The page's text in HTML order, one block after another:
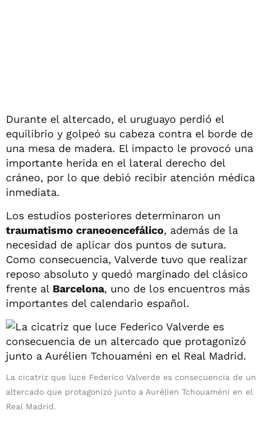
Durante el altercado, el uruguayo perdió el
equilibrio y golpeó su cabeza contra el borde de
una mesa de madera. El impacto le provocó una
importante herida en el lateral derecho del
cráneo, por lo que debió recibir atención médica
inmediata.
Los estudios posteriores determinaron un
traumatismo craneoencefálico, además de la
necesidad de aplicar dos puntos de sutura.
Como consecuencia, Valverde tuvo que realizar
reposo absoluto y quedó marginado del clásico
frente al Barcelona, uno de los encuentros más
importantes del calendario español.
La cicatriz que luce Federico Valverde es consecuencia de un
altercado que protagonizó junto a Aurélien Tchouaméni en el
Real Madrid.